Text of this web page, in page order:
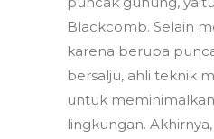
Blackcomb. Selain
karena berupa
bersalju, ahli teknik
untuk
lingkungan.